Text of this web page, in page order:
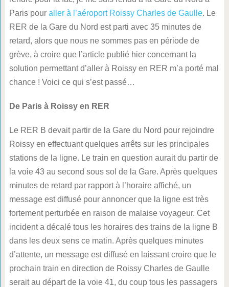
Paris pour aller à l’aéroport Roissy Charles de Gaulle. Le
RER de la Gare du Nord est parti avec 35 minutes de
retard, alors que nous ne sommes pas en période de
grève, à croire que l’article publié hier concernant la
solution permettant d’aller à Roissy en RER m’a porté mal
chance ! Voici ce qui s’est passé…
De Paris à Roissy en RER
Le RER B devait partir de la Gare du Nord pour rejoindre
Roissy en effectuant quelques arrêts sur les principales
stations de la ligne. Le train en question aurait du partir de
la voie 43 au second sous sol de la Gare. Après quelques
minutes de retard par rapport à l’horaire affiché, un
message est diffusé pour annoncer que la ligne est très
fortement perturbée en raison de malaise voyageur. Cet
incident a décalé tous les horaires des trains de la ligne B
dans les deux sens ce matin. Après quelques minutes
d’attente, un message est diffusé en laissant croire que le
prochain train en direction de Roissy Charles de Gaulle
serait au départ de la voie 41, du coup tous les passagers